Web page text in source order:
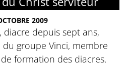
2009
diacre depuis sept ans,
du groupe Vinci, membre
formation des diacres.